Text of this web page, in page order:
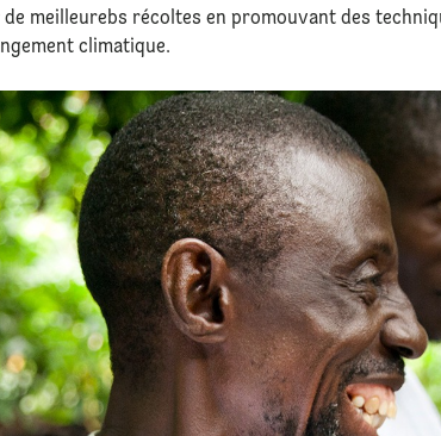
meilleurebs récoltes en promouvant des
climatique.